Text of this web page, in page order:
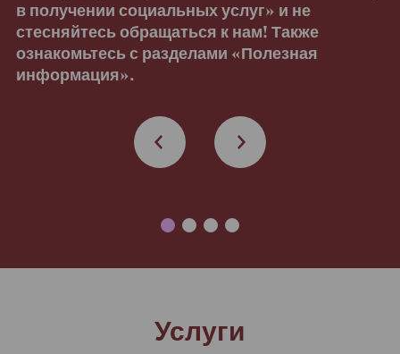
в получении социальных услуг» и не
стесняйтесь обращаться к нам! Также
ознакомьтесь с разделами «Полезная
информация».
Услуги